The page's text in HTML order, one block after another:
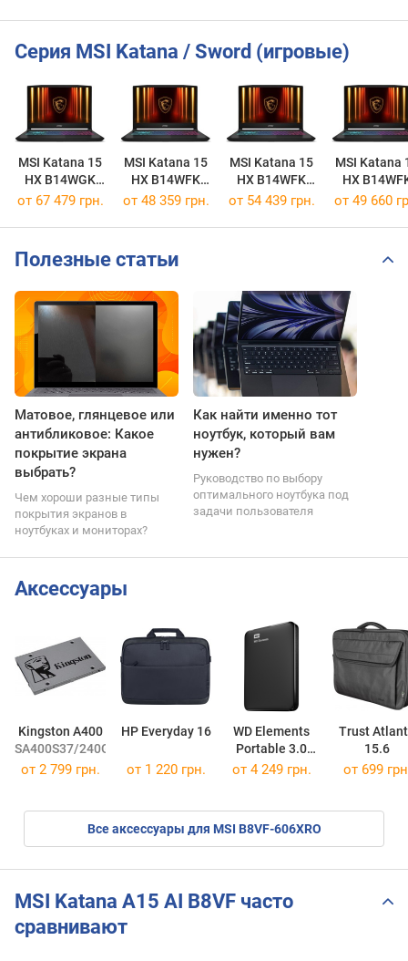
Серия MSI Katana / Sword (игровые)
MSI Katana 15
HX B14WGK
[B14WGK-293US]
MSI Katana 15
HX B14WFK
[B14WFK-494XPL]
MSI Katana 15
HX B14WFK
[B14WFK-020XPL]
MSI Katana
HX
[B14WFK-
от 67 479 грн. от 48 359 грн. от 54 439 грн. от 49 660
Полезные статьи
Матовое, глянцевое или
антибликовое: Какое
покрытие экрана
выбрать?
Чем хороши разные типы
покрытия экранов в
ноутбуках и мониторах?
Как найти именно тот
ноутбук, который вам
нужен?
Руководство по выбору
оптимального ноутбука под
задачи пользователя
Аксессуары
Kingston A400
SA400S37/240G
HP Everyday 16
WD Elements
Portable 3.0
2.5"
Trust
15.6
от 2 799 грн. от 1 220 грн. от 4 249 грн. от 699
Все аксессуары для MSI B8VF-606XRO
MSI Katana A15 AI B8VF часто
сравнивают